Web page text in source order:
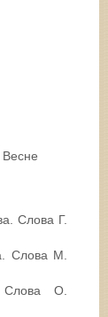
Весне
Слова Г.
Слова М.
О.